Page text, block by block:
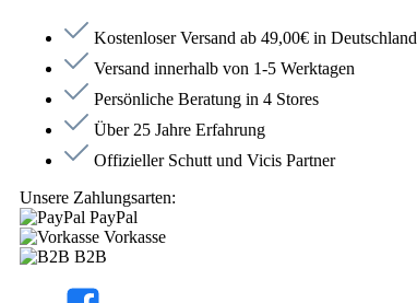
Kostenloser Versand ab 49,00€ in Deutschland
Versand innerhalb von 1-5 Werktagen
Persönliche Beratung in 4 Stores
Über 25 Jahre Erfahrung
Offizieller Schutt und Vicis Partner
Unsere Zahlungsarten:
PayPal
Vorkasse
B2B